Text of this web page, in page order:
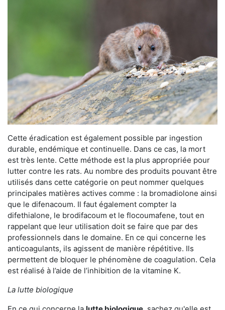
Cette éradication est également possible par ingestion
durable, endémique et continuelle. Dans ce cas, la mort
est très lente. Cette méthode est la plus appropriée pour
lutter contre les rats. Au nombre des produits pouvant être
utilisés dans cette catégorie on peut nommer quelques
principales matières actives comme : la bromadiolone ainsi
que le difenacoum. Il faut également compter la
difethialone, le brodifacoum et le flocoumafene, tout en
rappelant que leur utilisation doit se faire que par des
professionnels dans le domaine. En ce qui concerne les
anticoagulants, ils agissent de manière répétitive. Ils
permettent de bloquer le phénomène de coagulation. Cela
est réalisé à l’aide de l’inhibition de la vitamine K.
La lutte biologique